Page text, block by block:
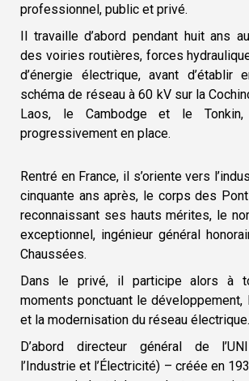
professionnel, public et privé.
Il travaille d’abord pendant huit ans
des voiries routières, forces
d’énergie électrique, avant d’établir
schéma de réseau à 60 kV sur la
Laos, le Cambodge et le
progressivement en place.
Rentré en France, il s’oriente vers
cinquante ans après, le corps des
reconnaissant ses hauts mérites, le
exceptionnel, ingénieur général
Chaussées.
Dans le privé, il participe alors à
moments ponctuant le
et la modernisation du réseau électrique.
D’abord directeur général de
l’Industrie et l’Électricité) – créée en